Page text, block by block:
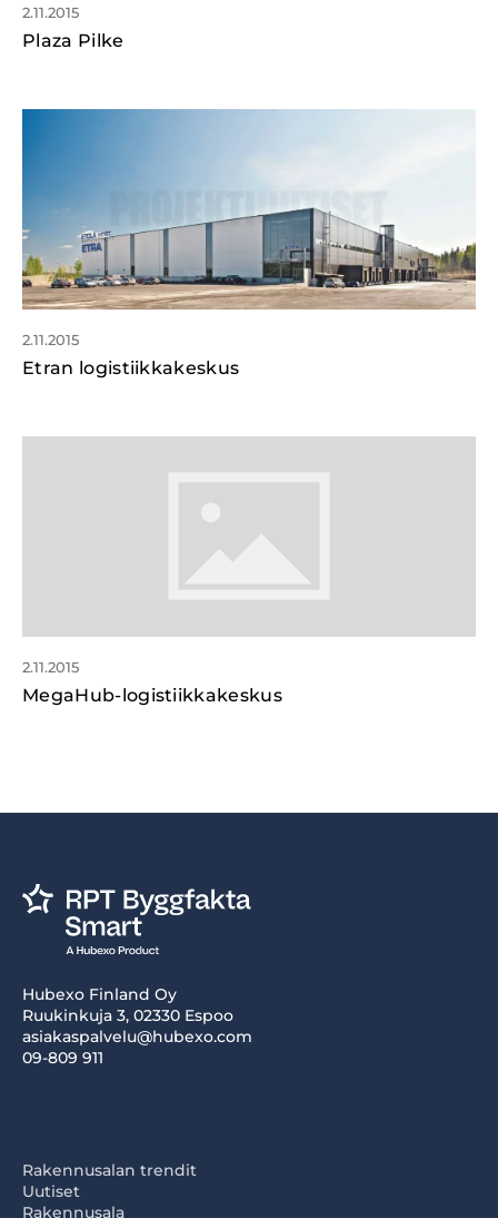
2.11.2015
Plaza Pilke
2.11.2015
Etran logistiikkakeskus
2.11.2015
MegaHub-logistiikkakeskus
Hubexo Finland Oy
Ruukinkuja 3, 02330 Espoo
asiakaspalvelu@hubexo.com
09-809 911
Rakennusalan trendit
Uutiset
Rakennusala